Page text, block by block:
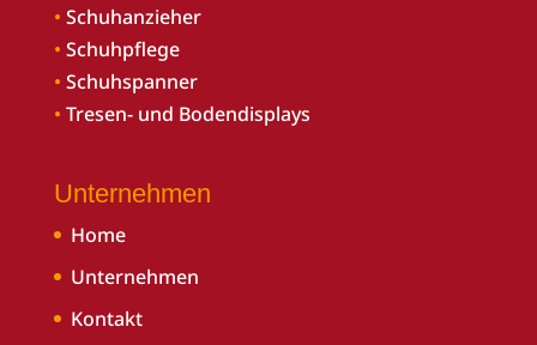
• Schuhanzieher
• Schuhpflege
• Schuhspanner
• Tresen- und Bodendisplays
Unternehmen
Home
Unternehmen
Kontakt